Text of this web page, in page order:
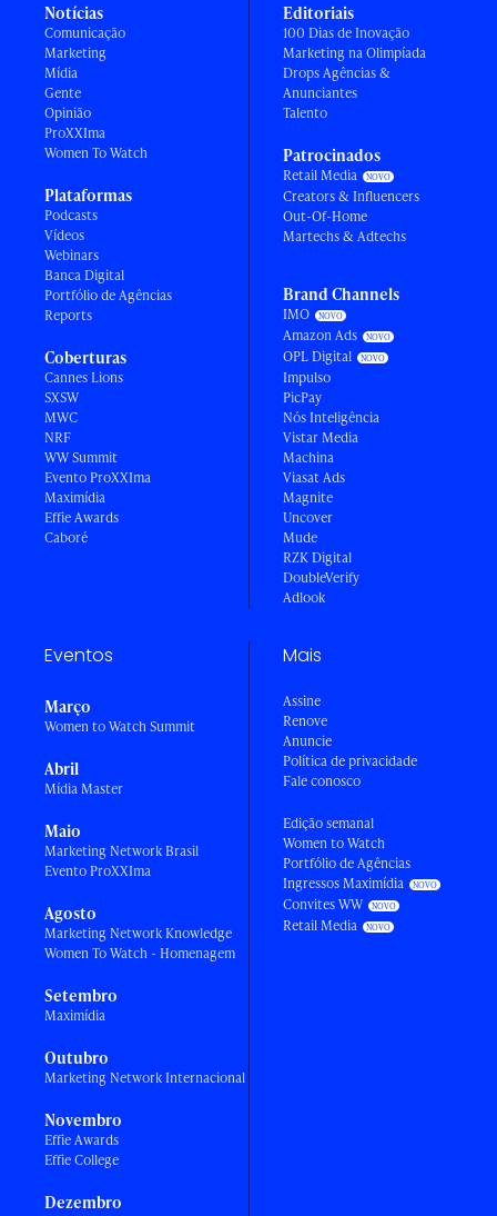
Notícias
Comunicação
Marketing
Mídia
Gente
Opinião
ProXXIma
Women To Watch
Plataformas
Podcasts
Vídeos
Webinars
Banca Digital
Portfólio de Agências
Reports
Coberturas
Cannes Lions
SXSW
MWC
NRF
WW Summit
Evento ProXXIma
Maximídia
Effie Awards
Caboré
Editoriais
100 Dias de Inovação
Marketing na Olimpíada
Drops Agências &
Anunciantes
Talento
Patrocinados
Retail Media
Creators & Influencers
Out-Of-Home
Martechs & Adtechs
Brand Channels
IMO
Amazon Ads
OPL Digital
Impulso
PicPay
Nós Inteligência
Vistar Media
Machina
Viasat Ads
Magnite
Uncover
Mude
RZK Digital
DoubleVerify
Adlook
Eventos
Março
Women to Watch Summit
Abril
Mídia Master
Maio
Marketing Network Brasil
Evento ProXXIma
Agosto
Marketing Network Knowledge
Women To Watch - Homenagem
Setembro
Maximídia
Outubro
Marketing Network Internacional
Novembro
Effie Awards
Effie College
Dezembro
Mais
Assine
Renove
Anuncie
Política de privacidade
Fale conosco
Edição semanal
Women to Watch
Portfólio de Agências
Ingressos Maximídia
Convites WW
Retail Media